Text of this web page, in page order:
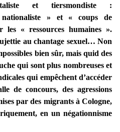
et tiersmondiste :
» et « coups de
les « ressources humaines ».
au chantage sexuel… Non
bien sûr, mais quid des
qui sont plus nombreuses et
qui empêchent d’accéder
de concours, des agressions
par des migrants à Cologne,
en un négationnisme